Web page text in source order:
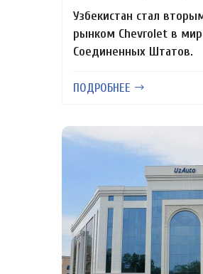
Узбекистан стал
рынком Chevrolet в
Соединенных Штатов.
ПОДРОБНЕЕ